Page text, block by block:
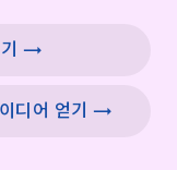
기 →
디어 얻기 →